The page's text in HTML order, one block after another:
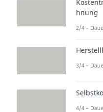
hnung
2/4 –
3/4 –
4/4 –